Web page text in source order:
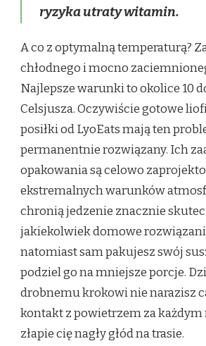
ryzyka utraty witamin.
A co z optymalną temperaturą?
chłodnego i mocno
Najlepsze warunki to okolice 10
Celsjusza. Oczywiście gotowe
posiłki od LyoEats mają ten
permanentnie rozwiązany. Ich
opakowania są celowo
ekstremalnych warunków
chronią jedzenie znacznie
jakiekolwiek domowe
natomiast sam pakujesz swój
podziel go na mniejsze porcje.
drobnemu krokowi nie narazisz
kontakt z powietrzem za każdym
złapie cię nagły głód na trasie.